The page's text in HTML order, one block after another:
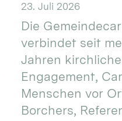
23. Juli 2026
Die
verbindet seit
Jahren
Engagement,
Menschen vor
Borchers,